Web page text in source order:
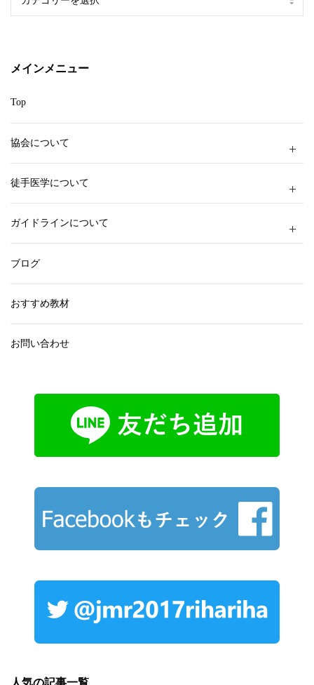
メインメニュー
Top
協会について
徒手医学について
ガイドラインについて
ブログ
おすすめ教材
お問い合わせ
人気の記事一覧